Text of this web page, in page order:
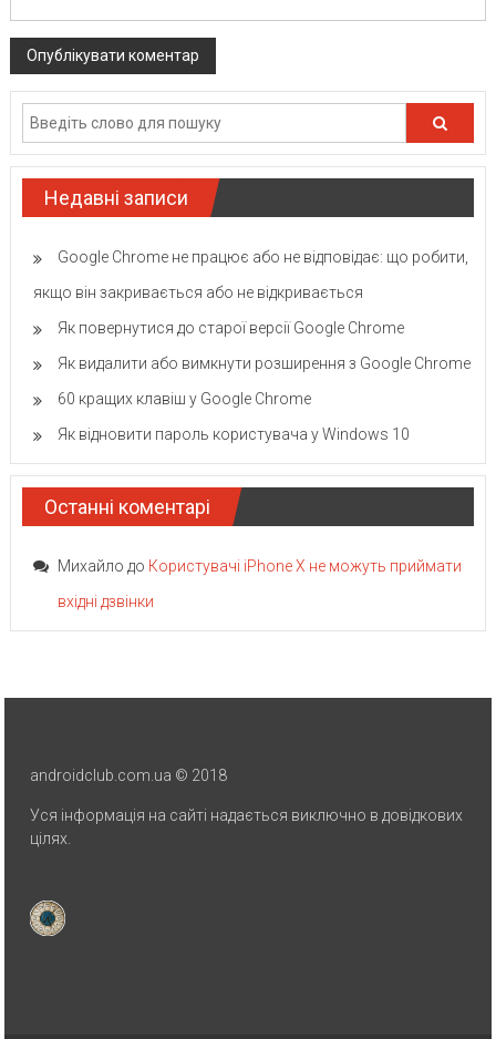
Недавні записи
Google Chrome не працює або не відповідає: що робити,
якщо він закривається або не відкривається
Як повернутися до старої версії Google Chrome
Як видалити або вимкнути розширення з Google Chrome
60 кращих клавіш у Google Chrome
Як відновити пароль користувача у Windows 10
Останні коментарі
Михайло до Користувачі iPhone X не можуть приймати
вхідні дзвінки
androidclub.com.ua © 2018
Уся інформація на сайті надається виключно в довідкових
цілях.